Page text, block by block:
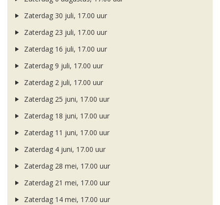
Zaterdag 30 juli, 17.00 uur
Zaterdag 23 juli, 17.00 uur
Zaterdag 16 juli, 17.00 uur
Zaterdag 9 juli, 17.00 uur
Zaterdag 2 juli, 17.00 uur
Zaterdag 25 juni, 17.00 uur
Zaterdag 18 juni, 17.00 uur
Zaterdag 11 juni, 17.00 uur
Zaterdag 4 juni, 17.00 uur
Zaterdag 28 mei, 17.00 uur
Zaterdag 21 mei, 17.00 uur
Zaterdag 14 mei, 17.00 uur